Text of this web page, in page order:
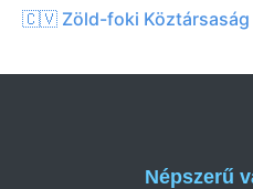
🇨🇻 Zöld-foki Köztársaság
Népszerű